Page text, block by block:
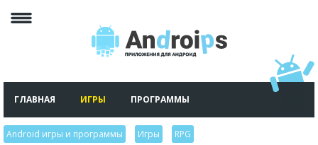
ГЛАВНАЯ ИГРЫ ПРОГРАММЫ
Android игры и программы Игры RPG